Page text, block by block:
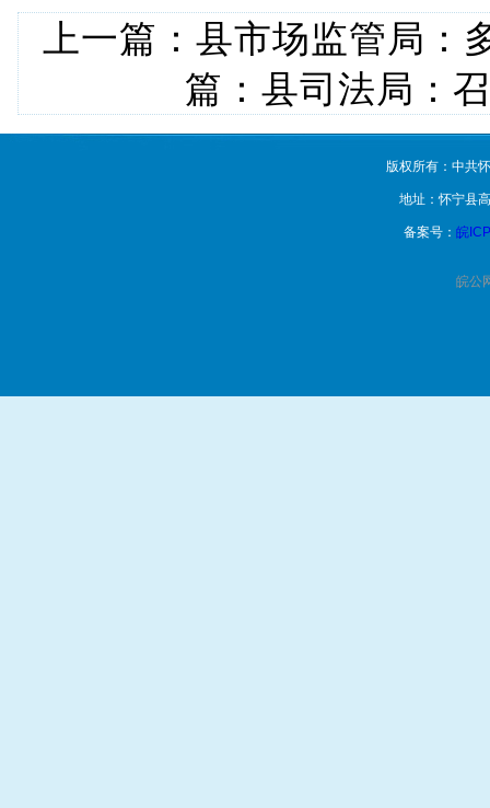
上一篇： 县市场监管局：
篇： 县司法局：
版权所有：中共
地址：怀宁县
备案号： 皖
皖公